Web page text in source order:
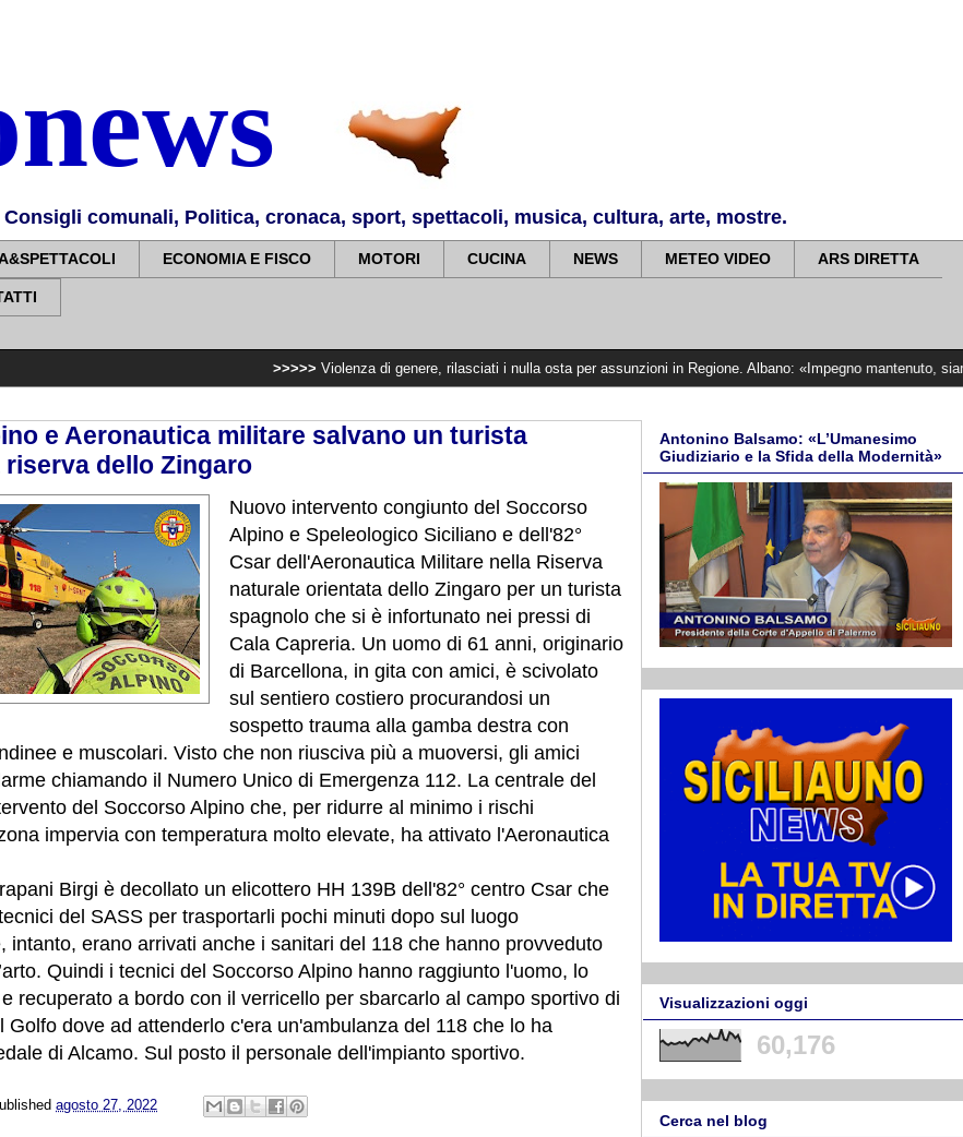
comunali, Politica, cronaca, sport, spettacoli, musica, cultura, arte, mostre.
ECONOMIA E FISCO MOTORI CUCINA NEWS METEO VIDEO ARS DIRETTA
Violenza di genere, rilasciati i nulla osta per assunzioni in Regione. Albano: «Impegno mantenuto, siamo vicini alle
e Aeronautica militare salvano un turista
dello Zingaro
Nuovo intervento congiunto del Soccorso
Alpino e Speleologico Siciliano e dell'82°
Csar dell'Aeronautica Militare nella Riserva
naturale orientata dello Zingaro per un turista
spagnolo che si è infortunato nei pressi di
Cala Capreria. Un uomo di 61 anni, originario
di Barcellona, in gita con amici, è scivolato
sul sentiero costiero procurandosi un
sospetto trauma alla gamba destra con
e muscolari. Visto che non riusciva più a muoversi, gli amici
chiamando il Numero Unico di Emergenza 112. La centrale del
del Soccorso Alpino che, per ridurre al minimo i rischi
impervia con temperatura molto elevate, ha attivato l'Aeronautica
Birgi è decollato un elicottero HH 139B dell'82° centro Csar che
del SASS per trasportarli pochi minuti dopo sul luogo
intanto, erano arrivati anche i sanitari del 118 che hanno provveduto
Quindi i tecnici del Soccorso Alpino hanno raggiunto l'uomo, lo
recuperato a bordo con il verricello per sbarcarlo al campo sportivo di
Golfo dove ad attenderlo c'era un'ambulanza del 118 che lo ha
di Alcamo. Sul posto il personale dell'impianto sportivo.
agosto 27, 2022
Antonino Balsamo: «L’Umanesimo
Giudiziario e la Sfida della Modernità»
Visualizzazioni oggi
60,176
Cerca nel blog